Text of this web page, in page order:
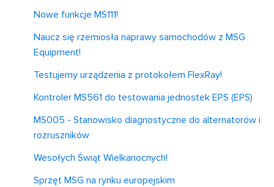
Nowe funkcje MS111!
Naucz się rzemiosła naprawy samochodów z MSG
Equipment!
Testujemy urządzenia z protokołem FlexRay!
Kontroler MS561 do testowania jednostek EPS (EPS)
MS005 - Stanowisko diagnostyczne do alternatorów i
rozruszników
Wesołych Świąt Wielkanocnych!
Sprzęt MSG na rynku europejskim